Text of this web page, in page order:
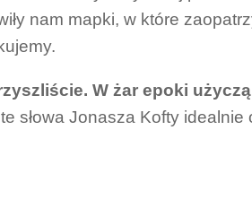
nam mapki, w które
W żar epoki
te słowa Jonasza Kofty idealnie